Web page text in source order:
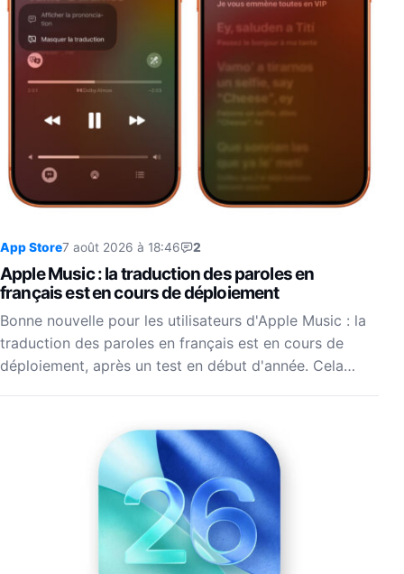
App Store7 août 2026 à 18:46 2
Apple Music : la traduction des paroles en
français est en cours de déploiement
Bonne nouvelle pour les utilisateurs d'Apple Music : la
traduction des paroles en français est en cours de
déploiement, après un test en début d'année. Cela…